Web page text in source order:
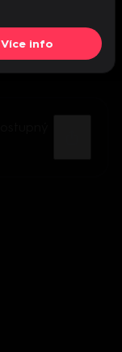
Více info